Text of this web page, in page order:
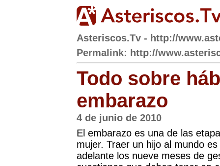
Asteriscos.Tv - http://
Permalink: http://
Todo sobre
embarazo
4 de junio de 2010
El embarazo es una de las
mujer. Traer un hijo al mundo
adelante los nueve meses de